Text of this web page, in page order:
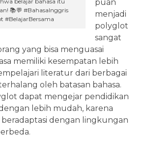
📚💬 #BahasaInggris
#BelajarBersama
puan
menjadi
polyglot
sangat
yang bisa menguasai
memiliki kesempatan lebih
literatur dari berbagai
oleh batasan bahasa.
dapat mengejar pendidikan
lebih mudah, karena
dengan lingkungan